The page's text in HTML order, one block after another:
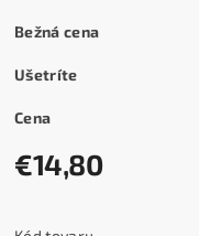
Bežná cena
Ušetríte
Cena
€14,80